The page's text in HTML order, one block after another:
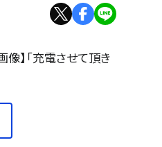
像】「充電させて頂き